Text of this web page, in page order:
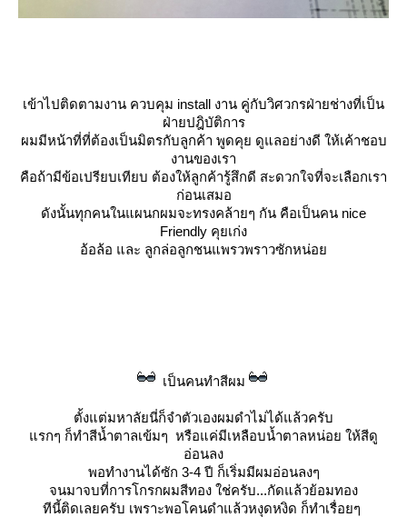
เข้าไปติดตามงาน ควบคุม install งาน คู่กับวิศวกรฝ่ายช่างที่เป็น
ฝ่ายปฎิบัติการ
ผมมีหน้าที่ที่ต้องเป็นมิตรกับลูกค้า พูดคุย ดูแลอย่างดี ให้เค้าชอบ
งานของเรา
คือถ้ามีข้อเปรียบเทียบ ต้องให้ลูกค้ารู้สึกดี สะดวกใจที่จะเลือกเรา
ก่อนเสมอ
ดังนั้นทุกคนในแผนกผมจะทรงคล้ายๆ กัน คือเป็นคน nice
Friendly คุยเก่ง
อ้อล้อ และ ลูกล่อลูกชนแพรวพราวซักหน่อ
เป็นคนทำสีผม
ตั้งแต่มหาลัยนี่ก็จำตัวเองผมดำไม่ได้แล้วครับ
รกๆ ก็ทำสีน้ำตาลเข้มๆ หรือแค่มีเหลือบน้ำตาลหน่อย ให้สีดู
อ่อนลง
พอทำงานได้ซัก 3-4 ปี ก็เริ่มมีผมอ่อนลงๆ
จนมาจบที่การโกรกผมสีทอง ใช่ครับ...กัดแล้วย้อมทอง
ทีนี้ติดเลยครับ เพราะพอโคนดำแล้วหงุดหงิด ก็ทำเรื่อยๆ